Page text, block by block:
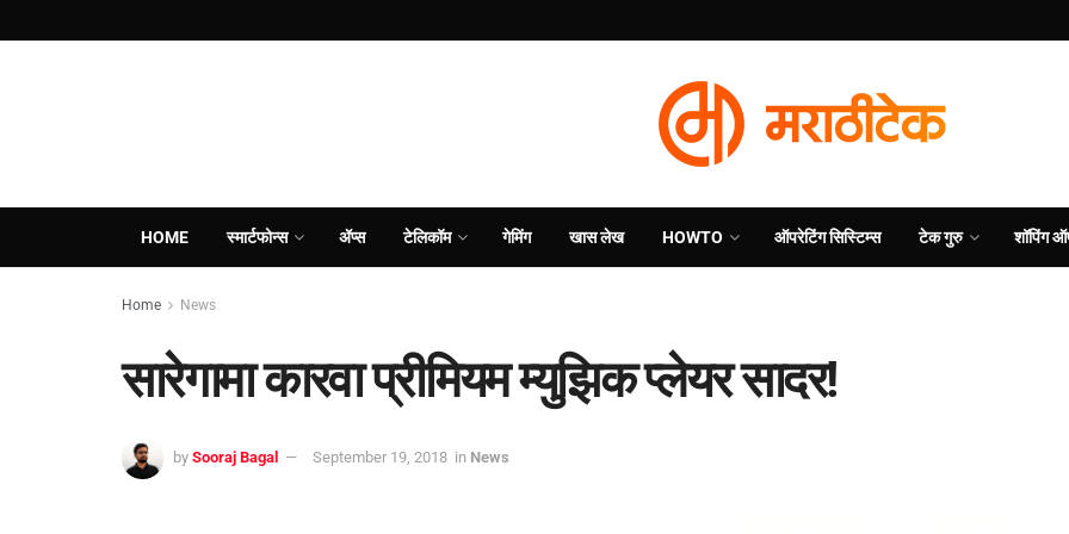
HOME स्मार्टफोन्स ॲप्स टेलिकॉम गेमिंग खास लेख HOWTO ऑपरेटिंग सिस्टिम्स टेक गुरु शॉपिंग
Home News
सारेगामा कारवा प्रीमियम म्युझिक प्लेयर सादर!
by Sooraj Bagal September 19, 2018 in News